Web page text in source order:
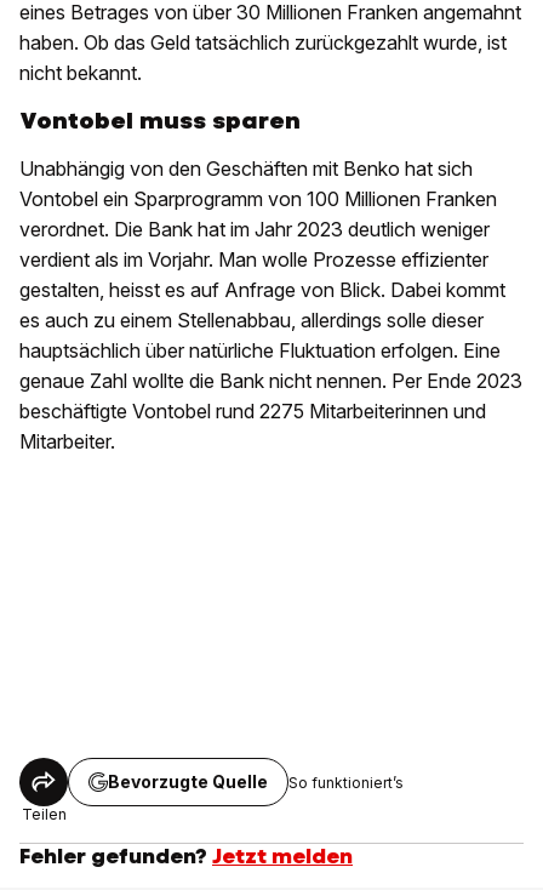
eines Betrages von über 30 Millionen Franken angemahnt
haben. Ob das Geld tatsächlich zurückgezahlt wurde, ist
nicht bekannt.
Vontobel muss sparen
Unabhängig von den Geschäften mit Benko hat sich
Vontobel ein Sparprogramm von 100 Millionen Franken
verordnet. Die Bank hat im Jahr 2023 deutlich weniger
verdient als im Vorjahr. Man wolle Prozesse effizienter
gestalten, heisst es auf Anfrage von Blick. Dabei kommt
es auch zu einem Stellenabbau, allerdings solle dieser
hauptsächlich über natürliche Fluktuation erfolgen. Eine
genaue Zahl wollte die Bank nicht nennen. Per Ende 2023
beschäftigte Vontobel rund 2275 Mitarbeiterinnen und
Mitarbeiter.
Teilen
Bevorzugte Quelle So funktioniert’s
Fehler gefunden? Jetzt melden